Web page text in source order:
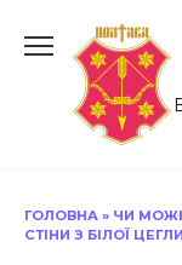
до
ГОЛОВНА » ЧИ
СТІНИ З БІЛОЇ